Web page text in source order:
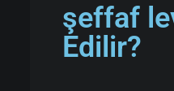
şeffaf
Edilir?